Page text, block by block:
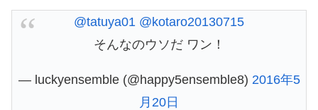
@tatuya01 @kotaro20130715
そんなのウソだ ワン！
— luckyensemble (@happy5ensemble8) 2016年5
月20日